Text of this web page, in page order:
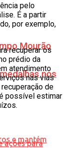
Mourão
nos
pelo
É a partir
por exemplo,
recuperar os
prédio da
atendimento
nas vias
de
possível estimar